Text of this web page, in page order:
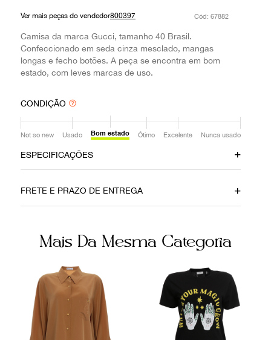
Ver mais peças do vendedor800397 : 67882
Camisa da marca Gucci, tamanho 40 Brasil.
Confeccionado em seda cinza mesclado, mangas
longas e fecho botões. A peça se encontra em bom
estado, com leves marcas de uso.
CONDIÇÃO
Not so new Usado Bom estado Ótimo Excelente Nunca usado
ESPECIFICAÇÕES
20062023 Seda
Cinza Botão
Fornecedor
800397 Dia a Dia
Tamanho
M
FRETE E PRAZO DE ENTREGA
Mais Da Mesma Categoria